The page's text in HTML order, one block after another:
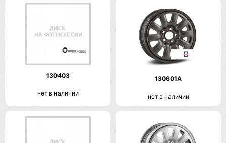
130403
нет в наличии
130601A
нет в наличии